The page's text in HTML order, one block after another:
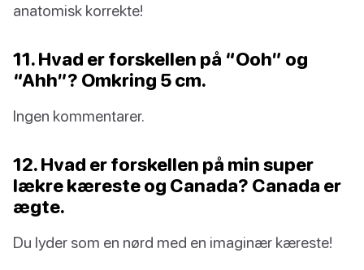
anatomisk korrekte!
11. Hvad er forskellen på “Ooh” og
“Ahh”? Omkring 5 cm.
Ingen kommentarer.
12. Hvad er forskellen på min super
lækre kæreste og Canada? Canada er
ægte.
Du lyder som en nørd med en imaginær kæreste!